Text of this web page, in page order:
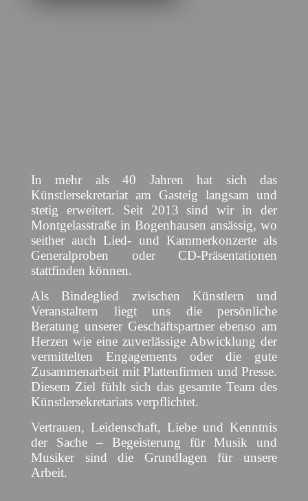
In mehr als 40 Jahren hat sich das
Künstlersekretariat am Gasteig langsam und
stetig erweitert. Seit 2013 sind wir in der
Montgelasstraße in Bogenhausen ansässig, wo
seither auch Lied- und Kammerkonzerte als
Generalproben oder CD-Präsentationen
stattfinden können.
Als Bindeglied zwischen Künstlern und
Veranstaltern liegt uns die persönliche
Beratung unserer Geschäftspartner ebenso am
Herzen wie eine zuverlässige Abwicklung der
vermittelten Engagements oder die gute
Zusammenarbeit mit Plattenfirmen und Presse.
Diesem Ziel fühlt sich das gesamte Team des
Künstlersekretariats verpflichtet.
Vertrauen, Leidenschaft, Liebe und Kenntnis
der Sache – Begeisterung für Musik und
Musiker sind die Grundlagen für unsere
Arbeit.